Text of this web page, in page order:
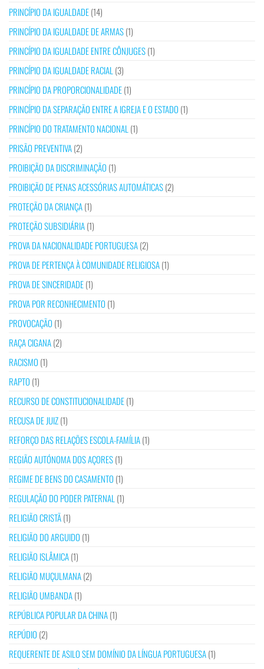
PRINCÍPIO DA IGUALDADE(14)
PRINCÍPIO DA IGUALDADE DE ARMAS(1)
PRINCÍPIO DA IGUALDADE ENTRE CÔNJUGES(1)
PRINCÍPIO DA IGUALDADE RACIAL (3)
PRINCÍPIO DA PROPORCIONALIDADE(1)
PRINCÍPIO DA SEPARAÇÃO ENTRE A IGREJA E O ESTADO (1)
PRINCÍPIO DO TRATAMENTO NACIONAL (1)
PRISÃO PREVENTIVA(2)
PROIBIÇÃO DA DISCRIMINAÇÃO (1)
PROIBIÇÃO DE PENAS ACESSÓRIAS AUTOMÁTICAS(2)
PROTEÇÃO DA CRIANÇA(1)
PROTEÇÃO SUBSIDIÁRIA(1)
PROVA DA NACIONALIDADE PORTUGUESA(2)
PROVA DE PERTENÇA À COMUNIDADE RELIGIOSA(1)
PROVA DE SINCERIDADE(1)
PROVA POR RECONHECIMENTO (1)
PROVOCAÇÃO (1)
RAÇA CIGANA(2)
RACISMO (1)
RAPTO (1)
RECURSO DE CONSTITUCIONALIDADE(1)
RECUSA DE JUIZ(1)
REFORÇO DAS RELAÇÕES ESCOLA-FAMÍLIA(1)
REGIÃO AUTÓNOMA DOS AÇORES(1)
REGIME DE BENS DO CASAMENTO (1)
REGULAÇÃO DO PODER PATERNAL (1)
RELIGIÃO CRISTÃ(1)
RELIGIÃO DO ARGUIDO (1)
RELIGIÃO ISLÂMICA(1)
RELIGIÃO MUÇULMANA(2)
RELIGIÃO UMBANDA(1)
REPÚBLICA POPULAR DA CHINA(1)
REPÚDIO (2)
REQUERENTE DE ASILO SEM DOMÍNIO DA LÍNGUA PORTUGUESA(1)